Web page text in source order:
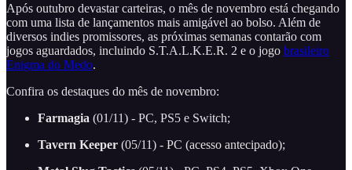
Após outubro devastar carteiras, o mês de novembro está chegando
com uma lista de lançamentos mais amigável ao bolso. Além de
diversos indies promissores, as próximas semanas contarão com
jogos aguardados, incluindo S.T.A.L.K.E.R. 2 e o jogo brasileiro
Enigma do Medo.
Confira os destaques do mês de novembro:
Farmagia (01/11) - PC, PS5 e Switch;
Tavern Keeper (05/11) - PC (acesso antecipado);